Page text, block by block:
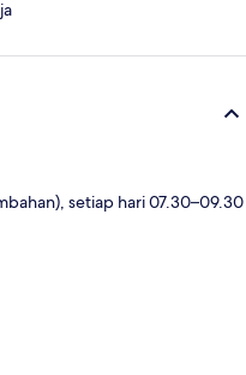
setiap hari 07.30–09.30